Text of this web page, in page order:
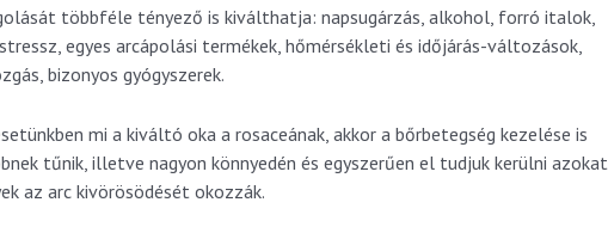
többféle tényező is kiválthatja: napsugárzás, alkohol, forró italok,
egyes arcápolási termékek, hőmérsékleti és időjárás-változások,
bizonyos gyógyszerek.
mi a kiváltó oka a rosaceának, akkor a bőrbetegség kezelése is
tűnik, illetve nagyon könnyedén és egyszerűen el tudjuk kerülni azokat
az arc kivörösödését okozzák.